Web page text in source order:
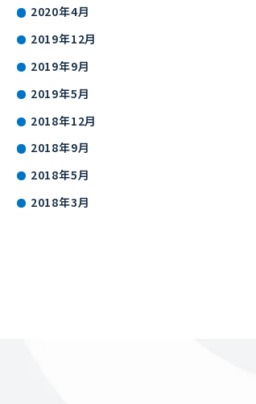
2020年4月
2019年12月
2019年9月
2019年5月
2018年12月
2018年9月
2018年5月
2018年3月